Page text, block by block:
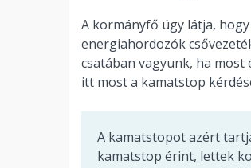
A kormányfő úgy látja,
energiahordozók
csatában vagyunk, ha
itt most a kamatstop
A kamatstopot azért
kamatstop érint, lettek